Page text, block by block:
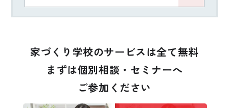
家づくり学校のサービスは全て無料
まずは個別相談・セミナーへ
ご参加ください